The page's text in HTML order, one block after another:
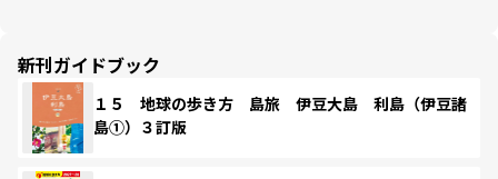
新刊ガイドブック
１５ 地球の歩き方 島旅 伊豆大島 利島（伊豆諸
島①）３訂版